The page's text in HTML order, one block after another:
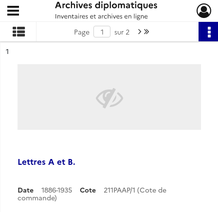
Archives diplomatiques
Ouvrir le menu déroulant
Page sur 2 Page suivante : 1/2
n°
1
Lettres A et B.
Date 1886-1935 Cote
211PAAP/1 (Cote de
commande)